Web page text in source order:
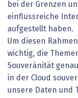
bei der Grenzen
einflussreiche
aufgestellt haben.
Um diesen
wichtig, die
Souveränität
in der Cloud
unsere Daten und